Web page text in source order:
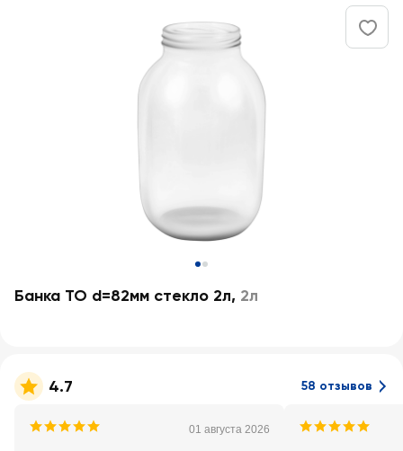
Банка ТО d=82мм стекло 2л, 2л
4.7 58 отзывов
01 августа 2026